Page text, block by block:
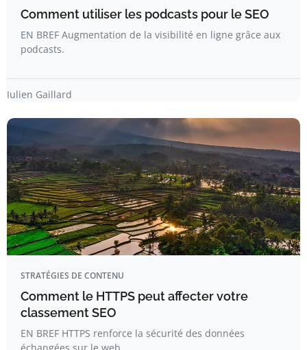
Comment utiliser les podcasts pour le SEO
EN BREF Augmentation de la visibilité en ligne grâce aux
podcasts.
Julien Gaillard
STRATÉGIES DE CONTENU
Comment le HTTPS peut affecter votre
classement SEO
EN BREF HTTPS renforce la sécurité des données